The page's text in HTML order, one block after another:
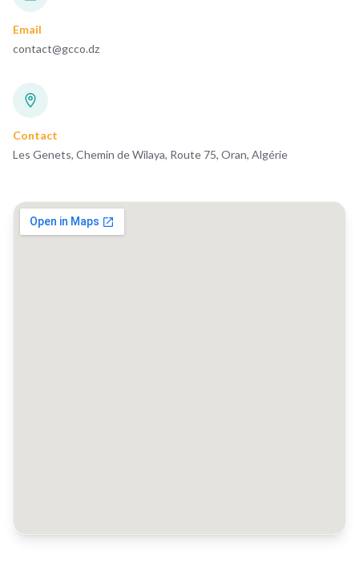
Email
contact@gcco.dz
Contact
Les Genets, Chemin de Wilaya, Route 75, Oran, Algérie